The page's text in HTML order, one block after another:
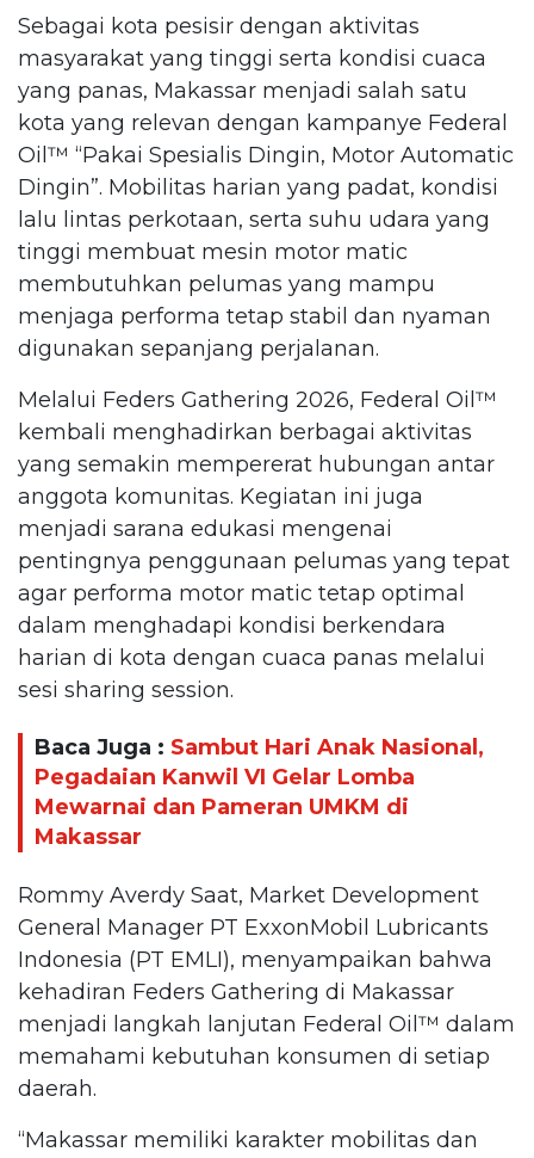
Sebagai kota pesisir dengan aktivitas
masyarakat yang tinggi serta kondisi cuaca
yang panas, Makassar menjadi salah satu
kota yang relevan dengan kampanye Federal
Oil™️ “Pakai Spesialis Dingin, Motor Automatic
Dingin”. Mobilitas harian yang padat, kondisi
lalu lintas perkotaan, serta suhu udara yang
tinggi membuat mesin motor matic
membutuhkan pelumas yang mampu
menjaga performa tetap stabil dan nyaman
digunakan sepanjang perjalanan.
Melalui Feders Gathering 2026, Federal Oil™️
kembali menghadirkan berbagai aktivitas
yang semakin mempererat hubungan antar
anggota komunitas. Kegiatan ini juga
menjadi sarana edukasi mengenai
pentingnya penggunaan pelumas yang tepat
agar performa motor matic tetap optimal
dalam menghadapi kondisi berkendara
harian di kota dengan cuaca panas melalui
sesi sharing session.
Baca Juga : Sambut Hari Anak Nasional,
Pegadaian Kanwil VI Gelar Lomba
Mewarnai dan Pameran UMKM di
Makassar
Rommy Averdy Saat, Market Development
General Manager PT ExxonMobil Lubricants
Indonesia (PT EMLI), menyampaikan bahwa
kehadiran Feders Gathering di Makassar
menjadi langkah lanjutan Federal Oil™️ dalam
memahami kebutuhan konsumen di setiap
daerah.
“Makassar memiliki karakter mobilitas dan